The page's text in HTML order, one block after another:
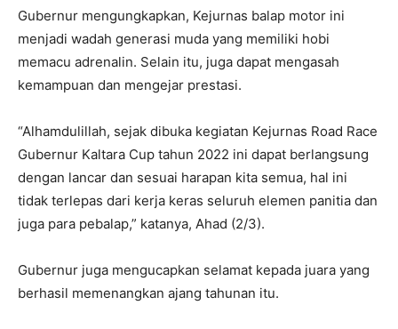
Gubernur mengungkapkan, Kejurnas balap motor ini
menjadi wadah generasi muda yang memiliki hobi
memacu adrenalin. Selain itu, juga dapat mengasah
kemampuan dan mengejar prestasi.
“Alhamdulillah, sejak dibuka kegiatan Kejurnas Road Race
Gubernur Kaltara Cup tahun 2022 ini dapat berlangsung
dengan lancar dan sesuai harapan kita semua, hal ini
tidak terlepas dari kerja keras seluruh elemen panitia dan
juga para pebalap,” katanya, Ahad (2/3).
Gubernur juga mengucapkan selamat kepada juara yang
berhasil memenangkan ajang tahunan itu.